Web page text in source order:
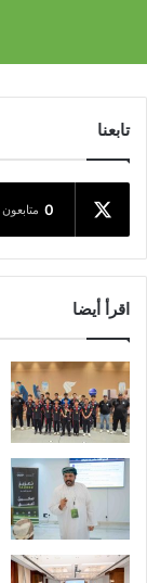
تابعنا
0 متابعون
اقرأ أيضا